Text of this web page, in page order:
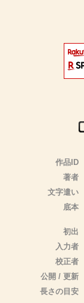
作品ID
著者
文字遣い
底本
初出
入力者
校正者
公開 / 更新
長さの目安